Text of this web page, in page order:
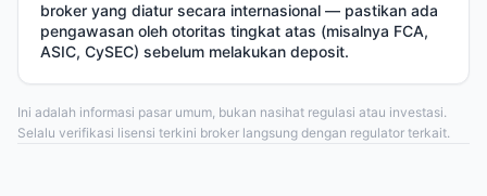
broker yang diatur secara internasional — pastikan ada
pengawasan oleh otoritas tingkat atas (misalnya FCA,
ASIC, CySEC) sebelum melakukan deposit.
Ini adalah informasi pasar umum, bukan nasihat regulasi atau investasi.
Selalu verifikasi lisensi terkini broker langsung dengan regulator terkait.